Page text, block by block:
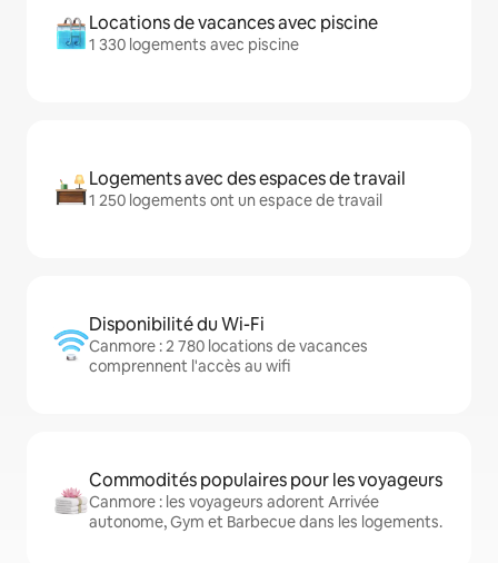
Locations de vacances avec piscine
1 330 logements avec piscine
Logements avec des espaces de travail
1 250 logements ont un espace de travail
Disponibilité du Wi-Fi
Canmore : 2 780 locations de vacances
comprennent l'accès au wifi
Commodités populaires pour les voyageurs
Canmore : les voyageurs adorent Arrivée
autonome, Gym et Barbecue dans les logements.